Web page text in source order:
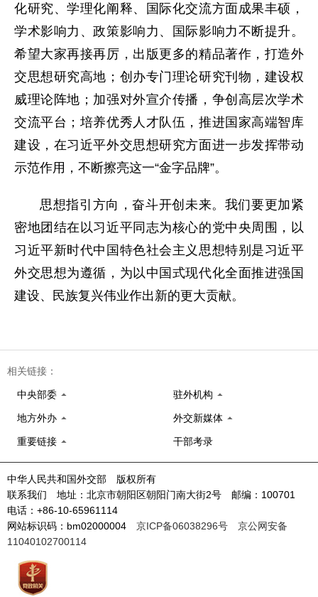
化研究、学理化阐释、国际化交流方面成果丰硕，
学术影响力、政策影响力、国际影响力不断提升。
希望大家再接再厉，出版更多的精品著作，打造外
交思想研究高地；创办专门理论研究刊物，建设权
威理论阵地；加强对外宣介传播，争创高层次学术
交流平台；培养优秀人才队伍，推进国家高端智库
建设，在习近平外交思想研究方面进一步发挥带动
示范作用，不断擦亮这一“金字品牌”。
思想指引方向，奋斗开创未来。我们要更加紧
密地团结在以习近平同志为核心的党中央周围，以
习近平新时代中国特色社会主义思想特别是习近平
外交思想为遵循，为以中国式现代化全面推进强国
建设、民族复兴伟业作出新的更大贡献。
相关链接：
中央部委 驻外机构
地方外办 外交新媒体
重要链接 干部考录
中华人民共和国外交部 版权所有
联系我们 地址：北京市朝阳区朝阳门南大街2号 邮编：100701
电话：+86-10-65961114
网站标识码：bm02000004 京ICP备06038296号
京公网安备
11040102700114